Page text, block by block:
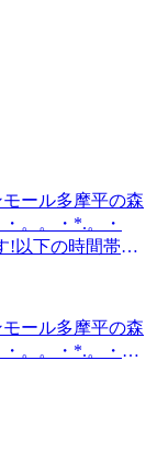
ください(^^♪良
骨盤ストレ
営業時間〉終
歩5分八王子
スクール・多摩
843-1147 ※
内出来る場合が
・*.。・*.。・*
暑さで疲れやす
です。マイナス
ください(^^♪良
。・*.。・
骨盤ストレ
営業時間〉終
〉日野市多摩平
歩5分八王子
スクール・多摩
042-843-1147 ※
ール多摩平の森
。。・*.。・
!以下の時間帯に
・*.。・*.。・*
もう直ぐお盆で
になると、道々
た動物の置物を
なったお身体ぜ
・*.。・。
ール多摩平の森
。。・*.。・
となっておりま
・*.。・*.。・*